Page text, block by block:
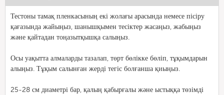
Тестоны тамақ пленкасының екі жолағы арасында немесе пісіру
қағазында жайыңыз, шанышқымен тесіктер жасаңыз, жабыңыз
және қайтадан тоңазытқышқа салыңыз.
Осы уақытта алмаларды тазалап, төрт бөлікке бөліп, тұқымдарын
алыңыз. Тұқым салынған жерді тегіс болғанша қиыңыз.
25-28 см диаметрі бар, қалың қабырғалы және ыстыққа төзімді